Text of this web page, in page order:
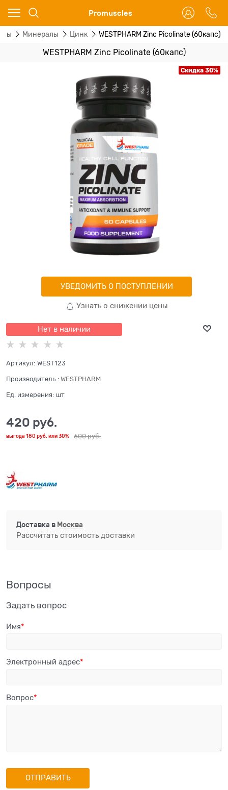
Promuscles
Минералы Цинк WESTPHARM Zinc Picolinate (60капс)
WESTPHARM Zinc Picolinate (60капс)
Скидка 30%
УВЕДОМИТЬ О ПОСТУПЛЕНИИ
Узнать о снижении цены
Нет в наличии
Артикул: WEST123
Производитель : WESTPHARM
Ед. измерения: шт
600 руб.
420 руб.
выгода 180 руб. или30%
Доставка в Москва
Рассчитать стоимость доставки
Вопросы
Задать вопрос
Имя
Электронный адрес
Вопрос
Ваш город - Москва,
угадали?
ДА НЕТ